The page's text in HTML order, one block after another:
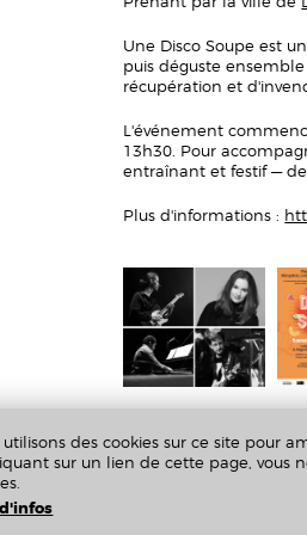
Une Disco Soupe est
puis déguste
récupération et
L'événement
13h30. Pour
entraînant et festif —
Plus d'informations :
utilisons des cookies sur ce site pour
sur un lien de cette page, vous